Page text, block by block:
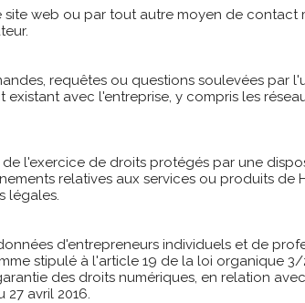
web ou par tout autre moyen de contact
requêtes ou questions soulevées par
avec l'entreprise, y compris les
l'exercice de droits protégés par une
relatives aux services ou produits de
légales.
d'entrepreneurs individuels et de
stipulé à l'article 19 de la loi organique 3/
des droits numériques, en relation
avril 2016.